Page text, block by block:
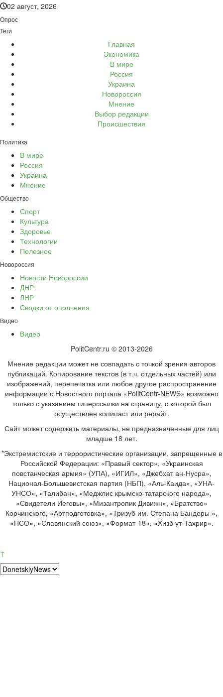
02 август, 2026
Опрос
Теги
Главная
Экономика
В мире
Россия
Украина
Новороссия
Мнение
Выбор редакции
Происшествия
Политика
В мире
Россия
Украина
Мнение
Общество
Спорт
Культура
Здоровье
Технологии
Полезное
Новороссия
Новости Новороссии
ДНР
ЛНР
Сводки от ополчения
Видео
Видео
PolitCentr.ru © 2013-2026
Мнение редакции может не совпадать с точкой зрения авторов
публикаций. Копирование текстов (в т.ч. отдельных частей) или
изображений, перепечатка или любое другое распространение
информации с Новостного портала «PolitCentr-NEWS» возможно
только с указанием гиперссылки на страницу, с которой был
осуществлен копипаст или рерайт.
Сайт может содержать материалы, не предназначенные для лиц
младше 18 лет.
*Экстремистские и террористические организации, запрещенные в
Российской Федерации: «Правый сектор», «Украинская
повстанческая армия» (УПА), «ИГИЛ», «Джебхат ан-Нусра»,
Национал-Большевистская партия (НБП), «Аль-Каида», «УНА-
УНСО», «Талибан», «Меджлис крымско-татарского народа»,
«Свидетели Иеговы», «Мизантропик Дивижн», «Братство»
Корчинского, «Артподготовка», «Тризуб им. Степана Бандеры »,
«НСО», «Славянский союз», «Формат-18», «Хизб ут-Тахрир».
↑